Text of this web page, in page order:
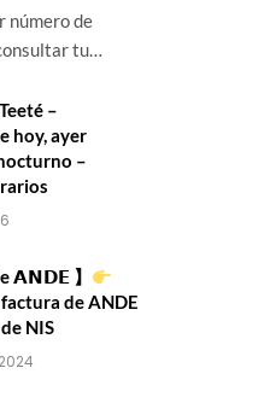
número de
tu…
–
hoy, ayer
–
𝗔𝗡𝗗𝗘 】
de ANDE
NIS